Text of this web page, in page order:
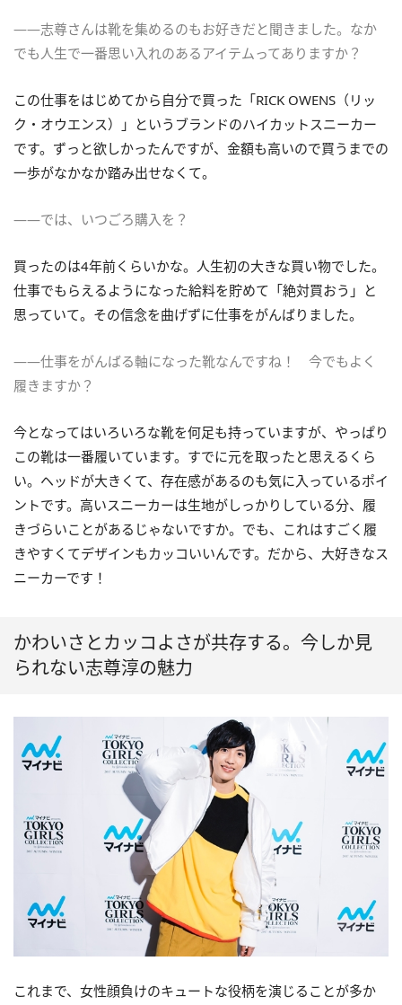
――志尊さんは靴を集めるのもお好きだと聞きました。なか
でも人生で一番思い入れのあるアイテムってありますか？
この仕事をはじめてから自分で買った「RICK OWENS（リッ
ク・オウエンス）」というブランドのハイカットスニーカー
です。ずっと欲しかったんですが、金額も高いので買うまでの
一歩がなかなか踏み出せなくて。
――では、いつごろ購入を？
買ったのは4年前くらいかな。人生初の大きな買い物でした。
仕事でもらえるようになった給料を貯めて「絶対買おう」と
思っていて。その信念を曲げずに仕事をがんばりました。
――仕事をがんばる軸になった靴なんですね！ 今でもよく
履きますか？
今となってはいろいろな靴を何足も持っていますが、やっぱり
この靴は一番履いています。すでに元を取ったと思えるくら
い。ヘッドが大きくて、存在感があるのも気に入っているポイ
ントです。高いスニーカーは生地がしっかりしている分、履
きづらいことがあるじゃないですか。でも、これはすごく履
きやすくてデザインもカッコいいんです。だから、大好きなス
ニーカーです！
かわいさとカッコよさが共存する。今しか見
られない志尊淳の魅力
これまで、女性顔負けのキュートな役柄を演じることが多か